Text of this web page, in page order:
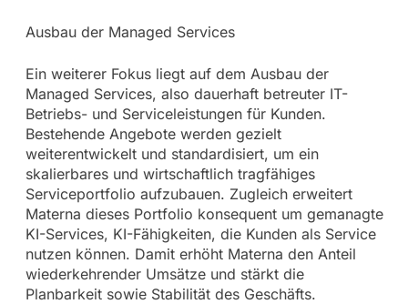
Ausbau der Managed Services
Ein weiterer Fokus liegt auf dem Ausbau der
Managed Services, also dauerhaft betreuter IT-
Betriebs- und Serviceleistungen für Kunden.
Bestehende Angebote werden gezielt
weiterentwickelt und standardisiert, um ein
skalierbares und wirtschaftlich tragfähiges
Serviceportfolio aufzubauen. Zugleich erweitert
Materna dieses Portfolio konsequent um gemanagte
KI-Services, KI-Fähigkeiten, die Kunden als Service
nutzen können. Damit erhöht Materna den Anteil
wiederkehrender Umsätze und stärkt die
Planbarkeit sowie Stabilität des Geschäfts.